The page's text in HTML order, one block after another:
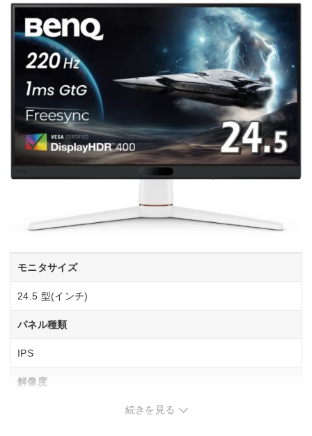
モニタサイズ
24.5 型(インチ)
パネル種類
IPS
解像度
続きを見る